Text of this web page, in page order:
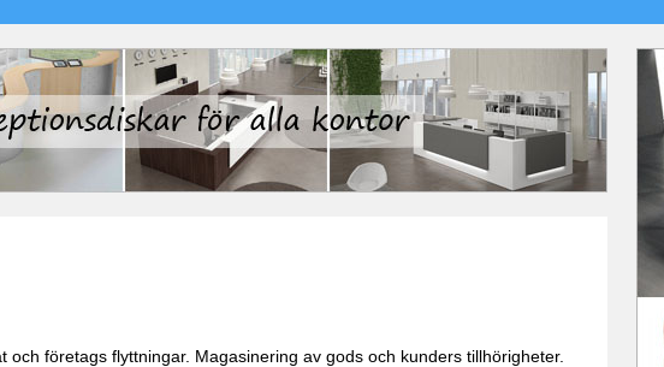
företags flyttningar. Magasinering av gods och kunders tillhörigheter.